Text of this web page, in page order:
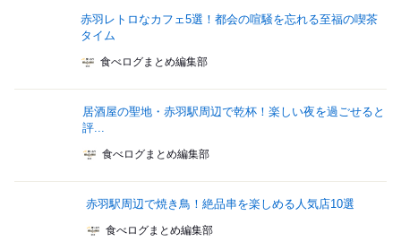
赤羽レトロなカフェ5選！都会の喧騒を忘れる至福の喫茶
タイム
食べログまとめ編集部
居酒屋の聖地・赤羽駅周辺で乾杯！楽しい夜を過ごせると
評...
食べログまとめ編集部
赤羽駅周辺で焼き鳥！絶品串を楽しめる人気店10選
食べログまとめ編集部